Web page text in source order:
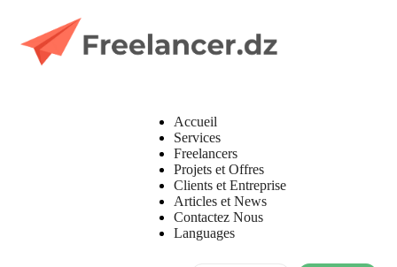
Accueil
Services
Freelancers
Projets et Offres
Clients et Entreprise
Articles et News
Contactez Nous
Languages